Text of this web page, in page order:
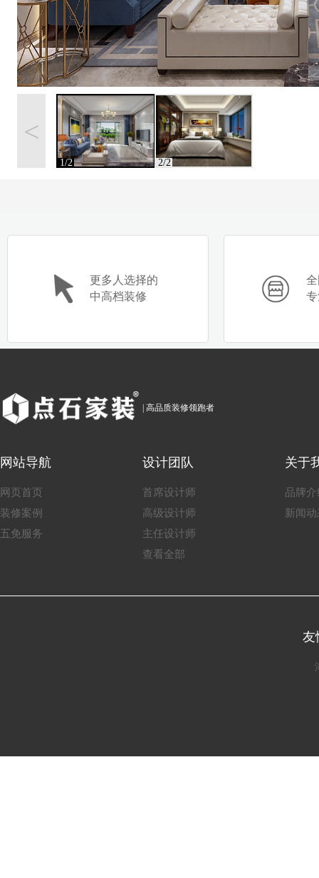
<
1/2 2/2
更多人选择的
中高档装修
| 高品质装修领跑者
网站导航
网页首页
装修案例
五免服务
设计团队
首席设计师
高级设计师
主任设计师
查看全部
关于
品牌介
新闻动
友